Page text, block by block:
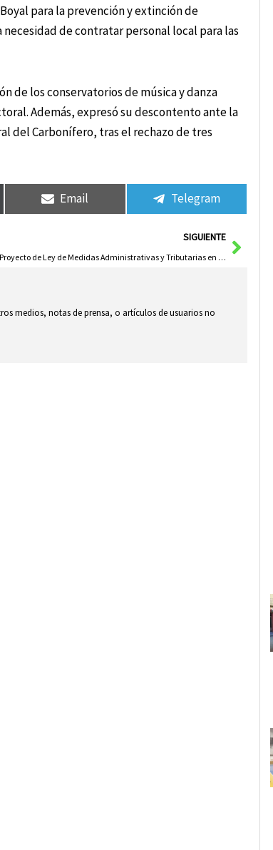
para la prevención y extinción de
de contratar personal local para las
de los conservatorios de música y danza
Además, expresó su descontento ante la
del Carbonífero, tras el rechazo de tres
Email Telegram
SIGUIENTE
Aprobación del Proyecto de Ley de Medidas Administrativas y Tributarias en Castilla-La Mancha
medios, notas de prensa, o artículos de usuarios no